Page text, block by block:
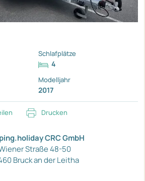
Schlafplätze
4
Modelljahr
2017
Drucken
CRC GmbH
Straße 48-50
Bruck an der Leitha